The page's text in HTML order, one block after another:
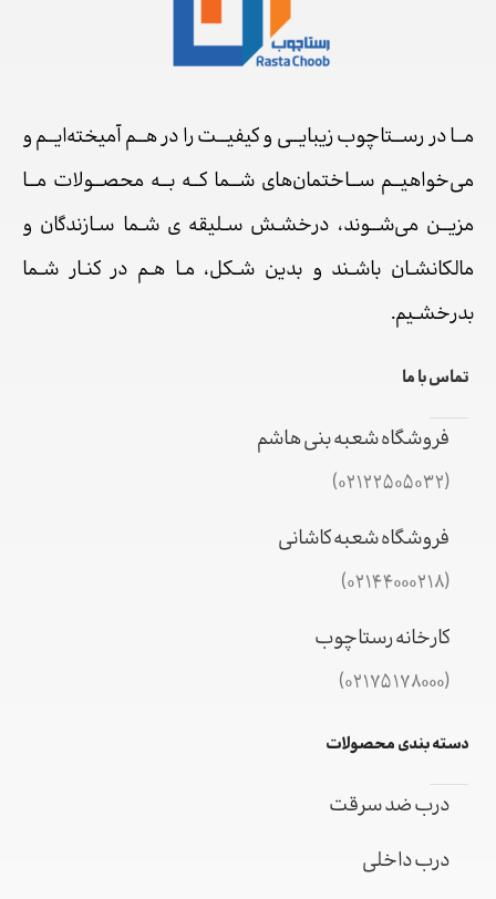
مــا در رســتاچوب زیبایــی و کیفیــت را در هــم آمیخته‌ایــم و
می‌خواهیــم ســاختمان‌های شــما کــه بــه محصــولات مــا
مزیــن می‌شــوند، درخشـش سـلیقه ی شـما سـازندگان و
مالکانشـان باشـند و بدین شـکل، مـا هـم در کنـار شـما
بدرخشـیم.
تماس با ما
فروشگاه شعبه بنی هاشم
(02122505032)
فروشگاه شعبه کاشانی
(02144000218)
کارخانه رستاچوب
(02175178000)
دسته بندی محصولات
درب ضد سرقت
درب داخلی